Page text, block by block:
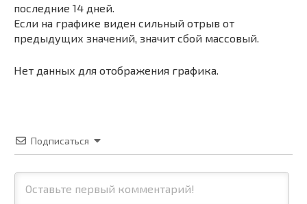
последние 14 дней.
Если на графике виден сильный отрыв от
предыдущих значений, значит сбой массовый.
Нет данных для отображения графика.
Подписаться